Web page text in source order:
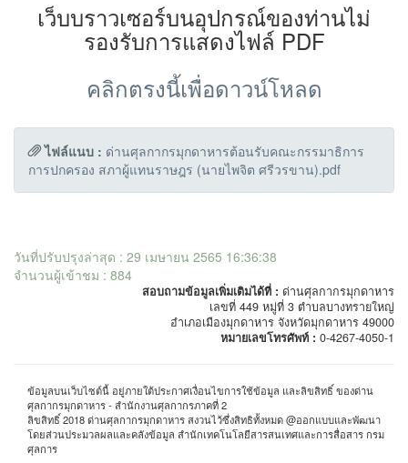
เว็บบราวเซอร์บนอุปกรณ์ของท่านไม่
รองรับการแสดงไฟล์ PDF
คลิกตรงนี้เพื่อดาวน์โหลด
ไฟล์แนบ : ด่านศุลกากรมุกดาหารต้อนรับคณะกรรมาธิการ
การปกครอง สภาผู้แทนราษฎร (นายไพจิต ศรีวรขาน).pdf
วันที่ปรับปรุงล่าสุด : 29 เมษายน 2565 16:36:38
จำนวนผู้เข้าชม : 884
สอบถามข้อมูลเพิ่มเติมได้ที่ : ด่านศุลกากรมุกดาหาร
เลขที่ 449 หมู่ที่ 3 ตำบลบางทรายใหญ่
อำเภอเมืองมุกดาหาร จังหวัดมุกดาหาร 49000
หมายเลขโทรศัพท์ : 0-4267-4050-1
ข้อมูลบนเว็บไซต์นี้ อยู่ภายใต้ประกาศเงื่อนไขการใช้ข้อมูล และลิขสิทธิ์ ของด่าน
ศุลกากรมุกดาหาร - สำนักงานศุลกากรภาคที่ 2
ลิขสิทธิ์ 2018 ด่านศุลกากรมุกดาหาร สงวนไว้ซึ่งสิทธิทั้งหมด @ออกแบบและพัฒนา
โดยส่วนประมวลผลและคลังข้อมูล สำนักเทคโนโลยีสารสนเทศและการสื่อสาร กรม
ศุลการ